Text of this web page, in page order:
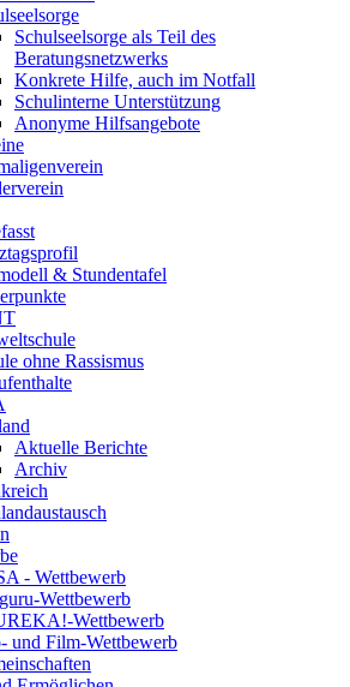
Schulseelsorge als Teil des
Beratungsnetzwerks
Konkrete Hilfe, auch im Notfall
Schulinterne Unterstützung
Anonyme Hilfsangebote
& Stundentafel
ohne Rassismus
Aktuelle Berichte
Archiv
- Wettbewerb
Wettbewerb
Wettbewerb
und Film-Wettbewerb